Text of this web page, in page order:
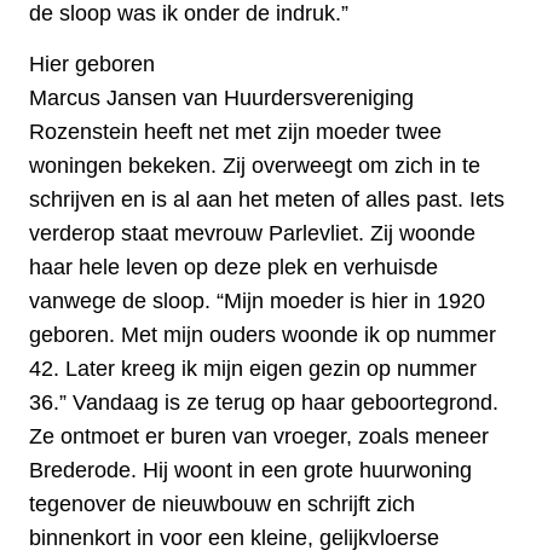
de sloop was ik onder de indruk.”
Hier geboren
Marcus Jansen van Huurdersvereniging
Rozenstein heeft net met zijn moeder twee
woningen bekeken. Zij overweegt om zich in te
schrijven en is al aan het meten of alles past. Iets
verderop staat mevrouw Parlevliet. Zij woonde
haar hele leven op deze plek en verhuisde
vanwege de sloop. “Mijn moeder is hier in 1920
geboren. Met mijn ouders woonde ik op nummer
42. Later kreeg ik mijn eigen gezin op nummer
36.” Vandaag is ze terug op haar geboortegrond.
Ze ontmoet er buren van vroeger, zoals meneer
Brederode. Hij woont in een grote huurwoning
tegenover de nieuwbouw en schrijft zich
binnenkort in voor een kleine, gelijkvloerse